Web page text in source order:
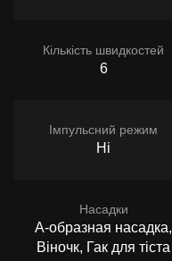
Кількість швидкостей
6
Імпульсний режим
Ні
Насадки
А-образная насадка,
Віночк, Гак для тіста